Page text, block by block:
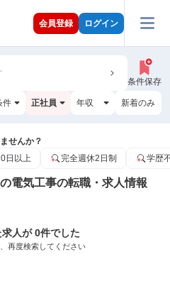
会員登録 ログイン
条件保存
件 正社員 年収 新着のみ
せんか？
日以上 完全週休2日制 学歴
電気工事の転職・求人情報
人が 0件でした
再度検索してください